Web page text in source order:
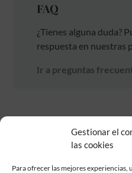
Gestionar el
las cookies
Para ofrecer las mejores
FAQ
¿Tienes alguna duda?
respuesta en nuestras
Ir a preguntas